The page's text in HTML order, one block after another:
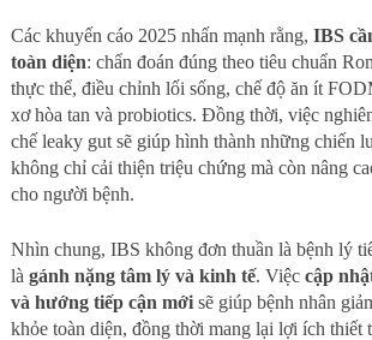
Các khuyến cáo 2025 nhấn mạnh rằng, IBS
toàn diện: chẩn đoán đúng theo tiêu chuẩn
thực thể, điều chỉnh lối sống, chế độ ăn ít
xơ hòa tan và probiotics. Đồng thời, việc
chế leaky gut sẽ giúp hình thành những chiến
không chỉ cải thiện triệu chứng mà còn nâng
cho người bệnh.
Nhìn chung, IBS không đơn thuần là bệnh lý
là gánh nặng tâm lý và kinh tế. Việc cập
và hướng tiếp cận mớisẽ giúp bệnh nhân
khỏe toàn diện, đồng thời mang lại lợi ích thiết